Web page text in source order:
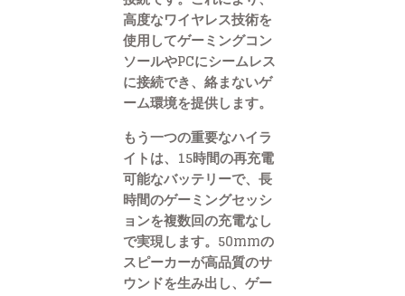
高度なワイヤレス技術を
使用してゲーミングコン
ソールやPCにシームレス
に接続でき、絡まないゲ
ーム環境を提供します。
もう一つの重要なハイラ
イトは、15時間の再充電
可能なバッテリーで、長
時間のゲーミングセッシ
ョンを複数回の充電なし
で実現します。50mmの
スピーカーが高品質のサ
ウンドを生み出し、ゲー